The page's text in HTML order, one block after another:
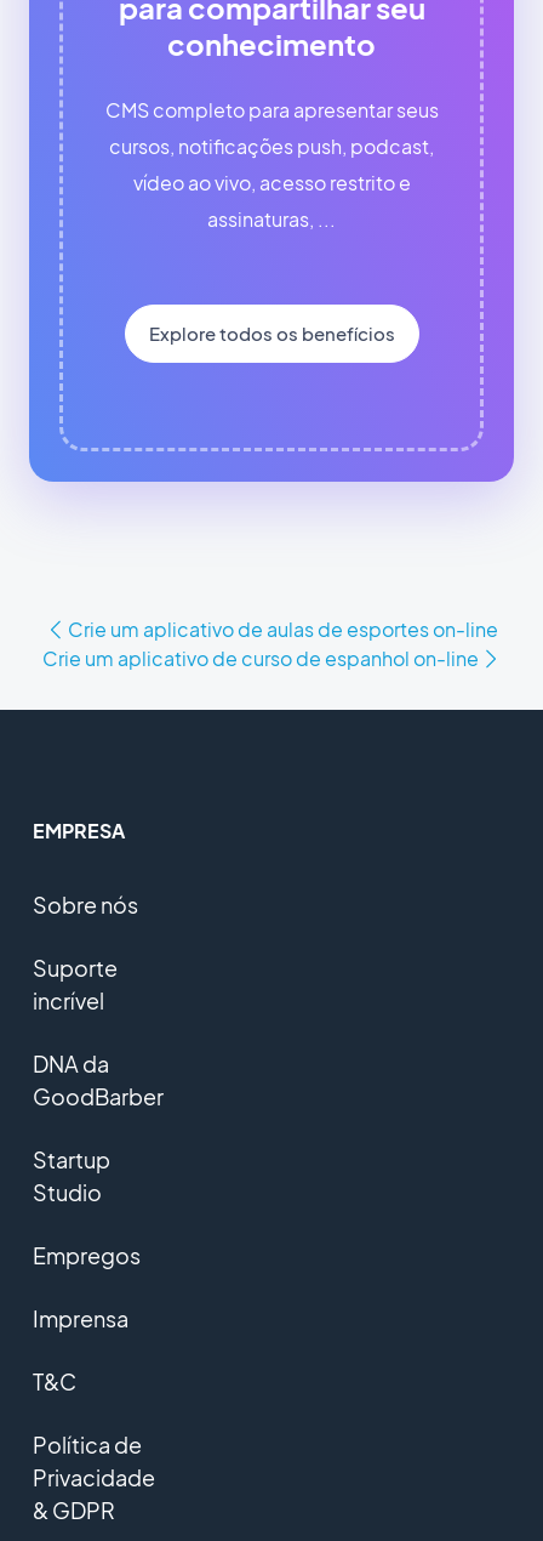
conhecimento
CMS completo para apresentar seus
cursos, notificações push, podcast,
vídeo ao vivo, acesso restrito e
assinaturas, ...
Explore todos os benefícios
Crie um aplicativo de aulas de esportes on-line
Crie um aplicativo de curso de espanhol on-line
EMPRESA
Sobre nós
Suporte
incrível
DNA da
GoodBarber
Startup
Studio
Empregos
Imprensa
T&C
Política de
Privacidade
& GDPR